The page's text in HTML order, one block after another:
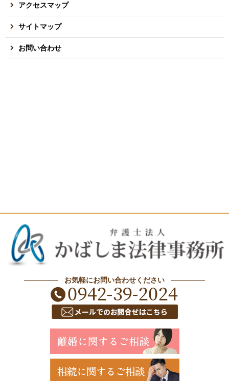
アクセスマップ
サイトマップ
お問い合わせ
お気軽にお問い合わせください